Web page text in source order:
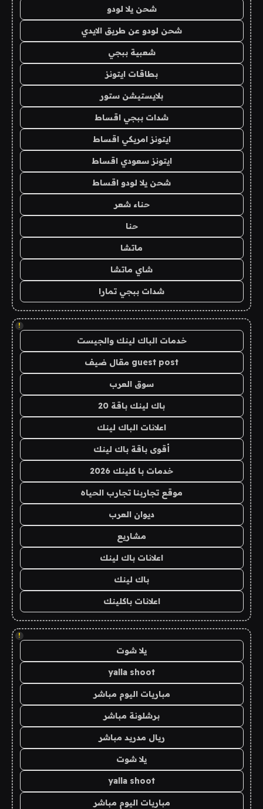
شحن يلا لودو
شحن لودو عن طريق الايدي
شعبية ببجي
بطاقات ايتونز
بلايستيشن ستور
شدات ببجي اقساط
ايتونز امريكي اقساط
ايتونز سعودي اقساط
شحن يلا لودو اقساط
حناء شعر
حنا
ماتشا
شاي ماتشا
شدات ببجي تمارا
!
خدمات الباك لينك والجيست
guest post مقال ضيف
سوق العرب
باك لينك باقة 20
اعلانات الباك لينك
أقوى باقة باك لينك
خدمات با كلينك 2026
موقع تجاربنا تجارب الحياه
ديوان العرب
مشاريع
اعلانات باك لينك
باك لينك
اعلانات باكلينك
!
يلا شوت
yalla shoot
مباريات اليوم مباشر
برشلونة مباشر
ريال مدريد مباشر
يلا شوت
yalla shoot
مباريات اليوم مباشر